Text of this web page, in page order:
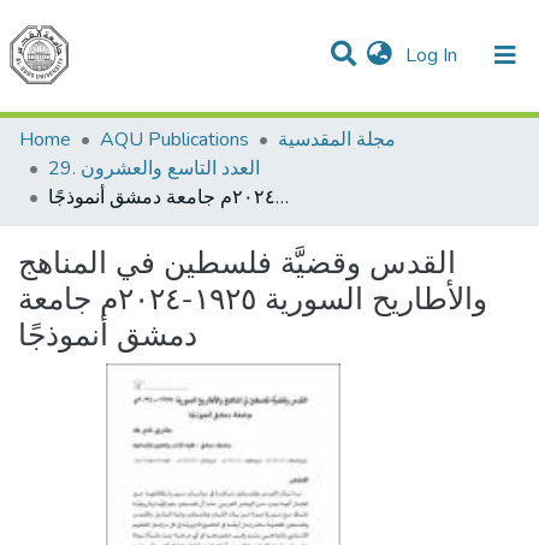
Log In (current)
Communities & Collections
All of DSpace
Home
AQU Publications
مجلة المقدسية
العدد التاسع والعشرون .29
القدس وقضيَّة فلسطين في المناهج والأطاريح السورية ١٩٢٥-٢٠٢٤م جامعة دمشق أنموذجًا
القدس وقضيَّة فلسطين في المناهج
والأطاريح السورية ١٩٢٥-٢٠٢٤م جامعة
دمشق أنموذجًا